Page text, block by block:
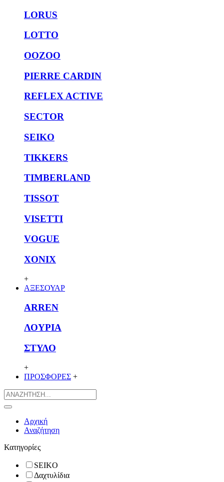
LORUS
LOTTO
OOZOO
PIERRE CARDIN
REFLEX ACTIVE
SECTOR
SEIKO
TIKKERS
TIMBERLAND
TISSOT
VISETTI
VOGUE
XONIX
+
ΑΞΕΣΟΥΑΡ
ARREN
ΛΟΥΡΙΑ
ΣΤΥΛΟ
+
ΠΡΟΣΦΟΡΕΣ +
Αρχική
Αναζήτηση
Κατηγορίες
SEIKO
Δαχτυλίδια